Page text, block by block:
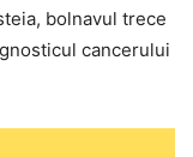
bolnavul trece
cancerului